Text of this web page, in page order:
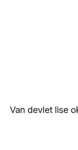
Van devlet lise